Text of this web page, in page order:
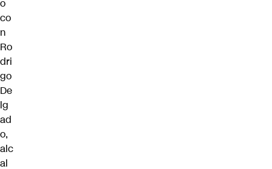
o
co
n
Ro
dri
go
De
lg
ad
o,
alc
al